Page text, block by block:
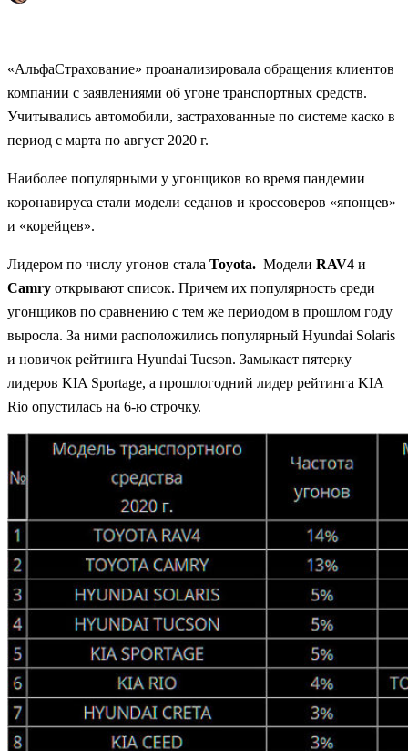
«АльфаСтрахование» проанализировала обращения клиентов
компании с заявлениями об угоне транспортных средств.
Учитывались автомобили, застрахованные по системе каско в
период с марта по август 2020 г.
Наиболее популярными у угонщиков во время пандемии
коронавируса стали модели седанов и кроссоверов «японцев»
и «корейцев».
Лидером по числу угонов стала Toyota. Модели RAV4 и
Camry открывают список. Причем их популярность среди
угонщиков по сравнению с тем же периодом в прошлом году
выросла. За ними расположились популярный Hyundai Solaris
и новичок рейтинга Hyundai Tucson. Замыкает пятерку
лидеров KIA Sportage, а прошлогодний лидер рейтинга KIA
Rio опустилась на 6-ю строчку.